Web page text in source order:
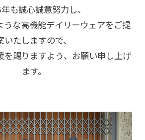
も誠心誠意努力し、
うな高機能デイリーウェアをご提
いたしますので、
を賜りますよう、お願い申し上げ
ます。